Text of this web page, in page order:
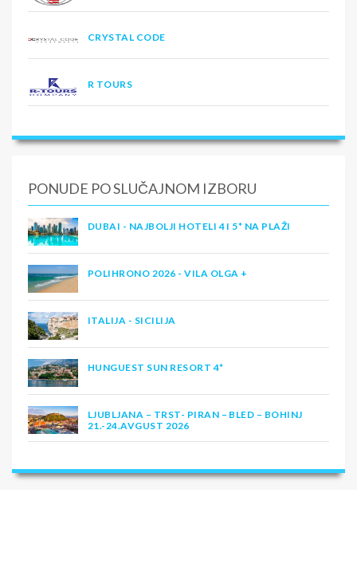
CRYSTAL CODE
R TOURS
PONUDE PO SLUČAJNOM IZBORU
DUBAI - NAJBOLJI HOTELI 4 I 5* NA PLAŽI
POLIHRONO 2026 - VILA OLGA +
ITALIJA - SICILIJA
HUNGUEST SUN RESORT 4*
LJUBLJANA – TRST- PIRAN – BLED – BOHINJ
21.-24.AVGUST 2026